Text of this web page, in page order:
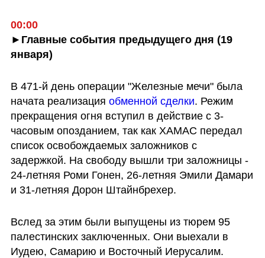
00:00
►Главные события предыдущего дня (19
января)
В 471-й день операции "Железные мечи" была
начата реализация обменной сделки. Режим
прекращения огня вступил в действие с 3-
часовым опозданием, так как ХАМАС передал
список освобождаемых заложников с
задержкой. На свободу вышли три заложницы -
24-летняя Роми Гонен, 26-летняя Эмили Дамари
и 31-летняя Дорон Штайнбрехер.
Вслед за этим были выпущены из тюрем 95
палестинских заключенных. Они выехали в
Иудею, Самарию и Восточный Иерусалим.